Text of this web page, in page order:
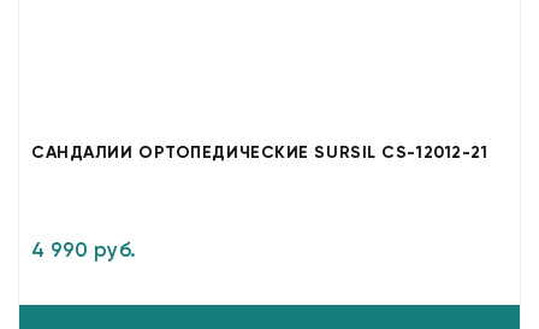
САНДАЛИИ ОРТОПЕДИЧЕСКИЕ SURSIL CS-12012-21
4 990 руб.